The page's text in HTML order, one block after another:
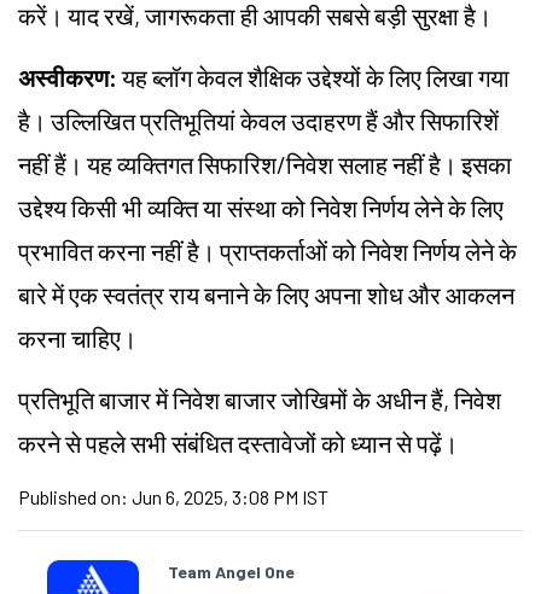
करें। याद रखें, जागरूकता ही आपकी सबसे बड़ी सुरक्षा है।
अस्वीकरण: यह ब्लॉग केवल शैक्षिक उद्देश्यों के लिए लिखा गया
है। उल्लिखित प्रतिभूतियां केवल उदाहरण हैं और सिफारिशें
नहीं हैं। यह व्यक्तिगत सिफारिश/निवेश सलाह नहीं है। इसका
उद्देश्य किसी भी व्यक्ति या संस्था को निवेश निर्णय लेने के लिए
प्रभावित करना नहीं है। प्राप्तकर्ताओं को निवेश निर्णय लेने के
बारे में एक स्वतंत्र राय बनाने के लिए अपना शोध और आकलन
करना चाहिए।
प्रतिभूति बाजार में निवेश बाजार जोखिमों के अधीन हैं, निवेश
करने से पहले सभी संबंधित दस्तावेजों को ध्यान से पढ़ें।
Published on: Jun 6, 2025, 3:08 PM IST
Team Angel One